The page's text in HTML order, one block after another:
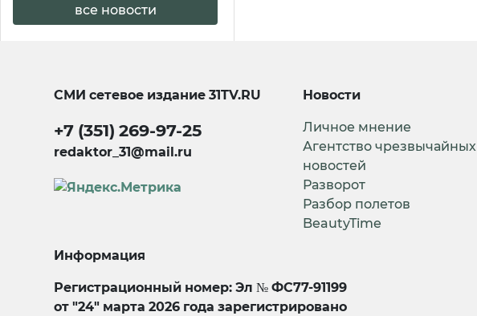
все новости
СМИ сетевое издание31TV.RU
+7 (351) 269-97-25
redaktor_31@mail.ru
Новости
Личное мнение
Агентство чрезвычайных
новостей
Разворот
Разбор полетов
BeautyTime
Информация
Регистрационный номер: Эл № ФС77-91199
от "24" марта 2026 года зарегистрировано